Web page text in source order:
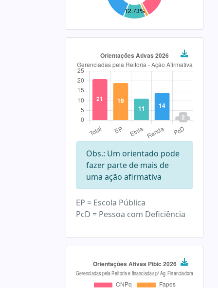
Obs.: Um orientado pode
fazer parte de mais de
uma ação afirmativa
EP = Escola Pública
PcD = Pessoa com Deficiência